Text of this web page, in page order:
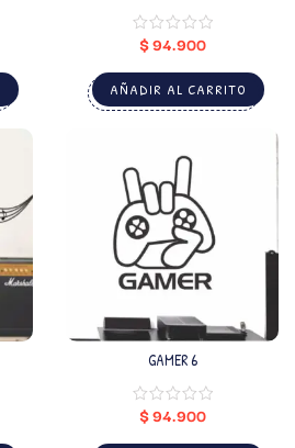
$94.900
AÑADIR AL CARRITO
GAMER 6
$94.900